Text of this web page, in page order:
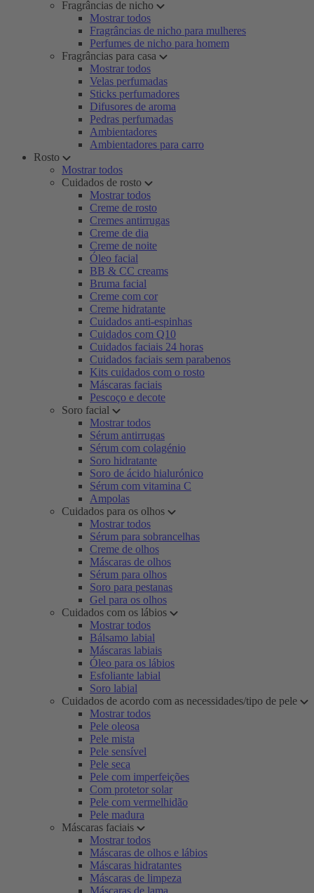
Fragrâncias de nicho
Mostrar todos
Fragrâncias de nicho para mulheres
Perfumes de nicho para homem
Fragrâncias para casa
Mostrar todos
Velas perfumadas
Sticks perfumadores
Difusores de aroma
Pedras perfumadas
Ambientadores
Ambientadores para carro
Rosto
Mostrar todos
Cuidados de rosto
Mostrar todos
Creme de rosto
Cremes antirrugas
Creme de dia
Creme de noite
Óleo facial
BB & CC creams
Bruma facial
Creme com cor
Creme hidratante
Cuidados anti-espinhas
Cuidados com Q10
Cuidados faciais 24 horas
Cuidados faciais sem parabenos
Kits cuidados com o rosto
Máscaras faciais
Pescoço e decote
Soro facial
Mostrar todos
Sérum antirrugas
Sérum com colagénio
Soro hidratante
Soro de ácido hialurónico
Sérum com vitamina C
Ampolas
Cuidados para os olhos
Mostrar todos
Sérum para sobrancelhas
Creme de olhos
Máscaras de olhos
Sérum para olhos
Soro para pestanas
Gel para os olhos
Cuidados com os lábios
Mostrar todos
Bálsamo labial
Máscaras labiais
Óleo para os lábios
Esfoliante labial
Soro labial
Cuidados de acordo com as necessidades/tipo de pele
Mostrar todos
Pele oleosa
Pele mista
Pele sensível
Pele seca
Pele com imperfeições
Com protetor solar
Pele com vermelhidão
Pele madura
Máscaras faciais
Mostrar todos
Máscaras de olhos e lábios
Máscaras hidratantes
Máscaras de limpeza
Máscaras de lama